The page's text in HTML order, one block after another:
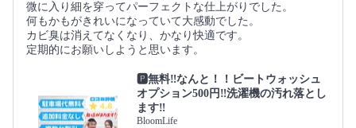
微に入り細を穿ってパーフェクトな仕上がりでした。
何もかもがきれいになっていて大感動でした。
カビ臭は消えてなくなり、かなり快適です。
定期的にお願いしようと思います。
🅿️無料‼️なんと！！ビートウォッシュ
オプション500円‼洗濯機の汚れ落とし
ます‼
BloomLife